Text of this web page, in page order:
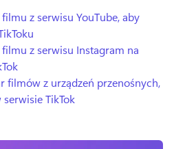
z serwisu YouTube, aby
z serwisu Instagram na
filmów z urządzeń przenośnych,
TikTok